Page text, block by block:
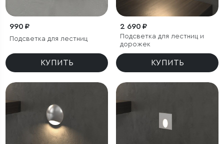
990 ₽
Подсветка для лестниц
КУПИТЬ
2 690 ₽
Подсветка для лестниц и
дорожек
КУПИТЬ